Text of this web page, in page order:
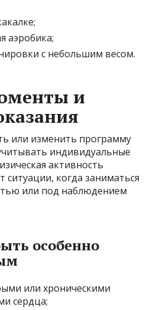
аэробика;
с небольшим весом.
и
или изменить программу
индивидуальные
активность
ситуации, когда заниматься
или под наблюдением
особенно
или хроническими
сердца;